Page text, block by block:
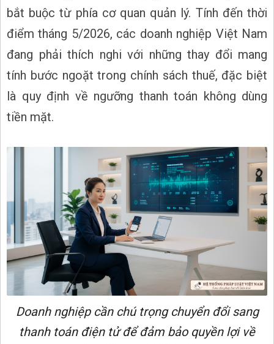
bắt buộc từ phía cơ quan quản lý. Tính đến thời
điểm tháng 5/2026, các doanh nghiệp Việt Nam
đang phải thích nghi với những thay đổi mang
tính bước ngoặt trong chính sách thuế, đặc biệt
là quy định về ngưỡng thanh toán không dùng
tiền mặt.
Doanh nghiệp cần chú trọng chuyển đổi sang
thanh toán điện tử để đảm bảo quyền lợi về